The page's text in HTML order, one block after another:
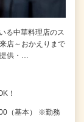
る中華料理店のス
店～おかえりまで
供・…
！
（基本） ※勤務